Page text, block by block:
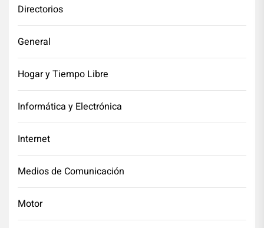
Directorios
General
Hogar y Tiempo Libre
Informática y Electrónica
Internet
Medios de Comunicación
Motor